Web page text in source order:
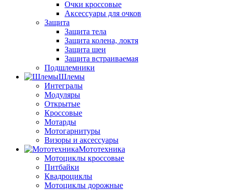
Очки кроссовые
Аксессуары для очков
Защита
Защита тела
Защита колена, локтя
Защита шеи
Защита встраиваемая
Подшлемники
Шлемы
Интегралы
Модуляры
Открытые
Кроссовые
Мотарды
Мотогарнитуры
Визоры и аксессуары
Мототехника
Мотоциклы кроссовые
Питбайки
Квадроциклы
Мотоциклы дорожные